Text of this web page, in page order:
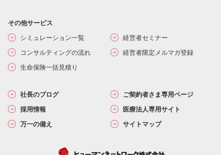
その他サービス
シミュレーション一覧
経営者セミナー
コンサルティングの流れ
経営者限定メルマガ登録
生命保険一括見積り
社長のブログ
ご契約者さま専用ページ
採用情報
医療法人専用サイト
万一の備え
サイトマップ